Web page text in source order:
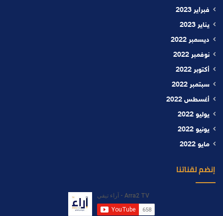
فبراير 2023
يناير 2023
ديسمبر 2022
نوفمبر 2022
أكتوبر 2022
سبتمبر 2022
أغسطس 2022
يوليو 2022
يونيو 2022
مايو 2022
إنضم لقناتنا